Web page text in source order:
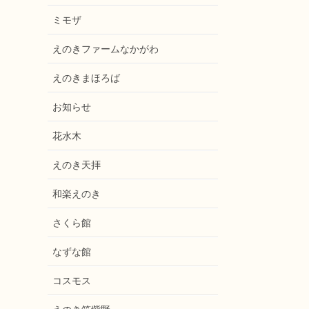
ミモザ
えのきファームなかがわ
えのきまほろば
お知らせ
花水木
えのき天拝
和楽えのき
さくら館
なずな館
コスモス